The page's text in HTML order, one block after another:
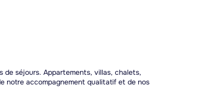
de séjours. Appartements, villas, chalets,
notre accompagnement qualitatif et de nos